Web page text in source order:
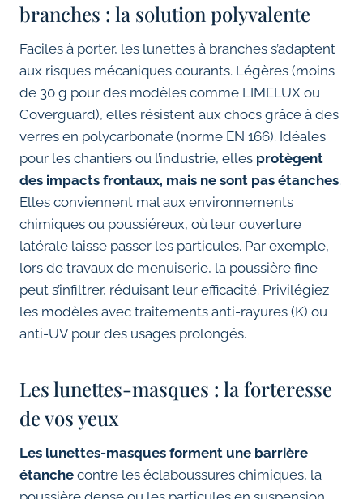
branches : la solution polyvalente
Faciles à porter, les lunettes à branches s’adaptent
aux risques mécaniques courants. Légères (moins
de 30 g pour des modèles comme LIMELUX ou
Coverguard), elles résistent aux chocs grâce à des
verres en polycarbonate (norme EN 166). Idéales
pour les chantiers ou l’industrie, elles protègent
des impacts frontaux, mais ne sont pas étanches.
Elles conviennent mal aux environnements
chimiques ou poussiéreux, où leur ouverture
latérale laisse passer les particules. Par exemple,
lors de travaux de menuiserie, la poussière fine
peut s’infiltrer, réduisant leur efficacité. Privilégiez
les modèles avec traitements anti-rayures (K) ou
anti-UV pour des usages prolongés.
Les lunettes-masques : la forteresse
de vos yeux
Les lunettes-masques forment une barrière
étanche contre les éclaboussures chimiques, la